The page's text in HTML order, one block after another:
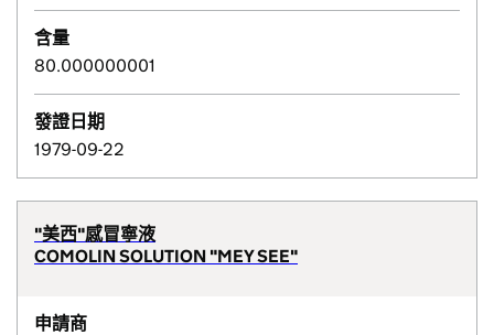
含量
80.000000001
發證日期
1979-09-22
"美西"感冒寧液
COMOLIN SOLUTION "MEY SEE"
申請商